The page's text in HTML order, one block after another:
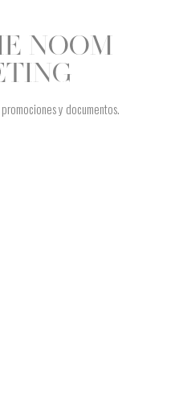
NOOM
y documentos.